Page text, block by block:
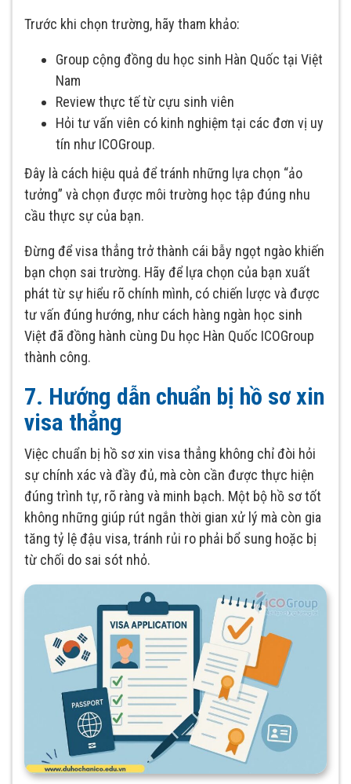
Trước khi chọn trường, hãy tham khảo:
Group cộng đồng du học sinh Hàn Quốc tại Việt
Nam
Review thực tế từ cựu sinh viên
Hỏi tư vấn viên có kinh nghiệm tại các đơn vị uy
tín như ICOGroup.
Đây là cách hiệu quả để tránh những lựa chọn “ảo
tưởng” và chọn được môi trường học tập đúng nhu
cầu thực sự của bạn.
Đừng để visa thẳng trở thành cái bẫy ngọt ngào khiến
bạn chọn sai trường. Hãy để lựa chọn của bạn xuất
phát từ sự hiểu rõ chính mình, có chiến lược và được
tư vấn đúng hướng, như cách hàng ngàn học sinh
Việt đã đồng hành cùng Du học Hàn Quốc ICOGroup
thành công.
7. Hướng dẫn chuẩn bị hồ sơ xin
visa thẳng
Việc chuẩn bị hồ sơ xin visa thẳng không chỉ đòi hỏi
sự chính xác và đầy đủ, mà còn cần được thực hiện
đúng trình tự, rõ ràng và minh bạch. Một bộ hồ sơ tốt
không những giúp rút ngắn thời gian xử lý mà còn gia
tăng tỷ lệ đậu visa, tránh rủi ro phải bổ sung hoặc bị
từ chối do sai sót nhỏ.